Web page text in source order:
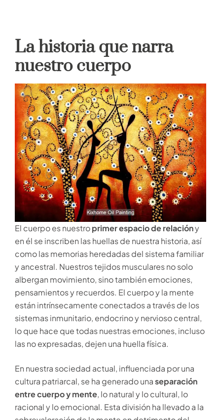
La historia que narra
nuestro cuerpo
El cuerpo es nuestroprimer espacio de relacióny
en él se inscriben las huellas de nuestra historia, así
como las memorias heredadas del sistema familiar
y ancestral. Nuestros tejidos musculares no solo
albergan movimiento, sino también emociones,
pensamientos y recuerdos. El cuerpo y la mente
están intrínsecamente conectados a través de los
sistemas inmunitario, endocrino y nervioso central,
lo que hace que todas nuestras emociones, incluso
las no expresadas, dejen una huella física.
En nuestra sociedad actual, influenciada por una
cultura patriarcal, se ha generado unaseparación
entre cuerpo y mente, lo natural y lo cultural, lo
racional y lo emocional. Esta división ha llevado a la